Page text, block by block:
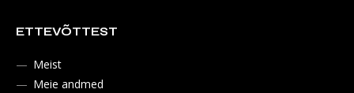
ETTEVÕTTEST
Meist
Meie andmed